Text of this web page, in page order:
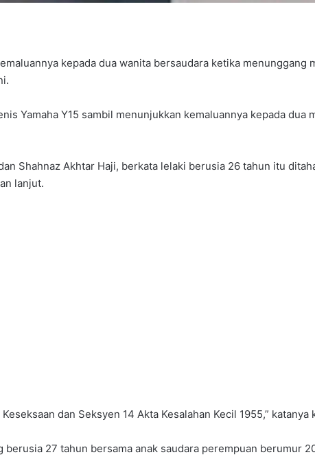
kepada dua wanita bersaudara ketika
Yamaha Y15 sambil menunjukkan kemaluannya kepada
Shahnaz Akhtar Haji, berkata lelaki berusia 26 tahun itu
lanjut.
dan Seksyen 14 Akta Kesalahan Kecil 1955,”
27 tahun bersama anak saudara perempuan berumur